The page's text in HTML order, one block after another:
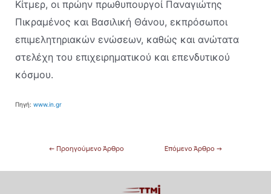
Κίτμερ, οι πρώην πρωθυπουργοί Παναγιώτης
Πικραμένος και Βασιλική Θάνου, εκπρόσωποι
επιμελητηριακών ενώσεων, καθώς και ανώτατα
στελέχη του επιχειρηματικού και επενδυτικού
κόσμου.
Πηγή: www.in.gr
← Προηγούμενο Άρθρο Επόμενο Άρθρο →